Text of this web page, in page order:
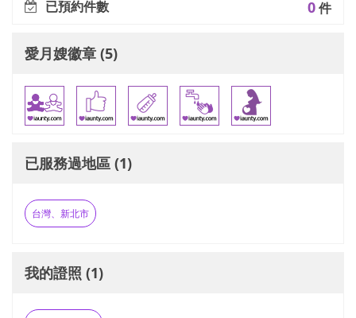
已預約件數
0件
愛月嫂徽章 (5)
已服務過地區 (1)
台灣、新北市
我的證照 (1)